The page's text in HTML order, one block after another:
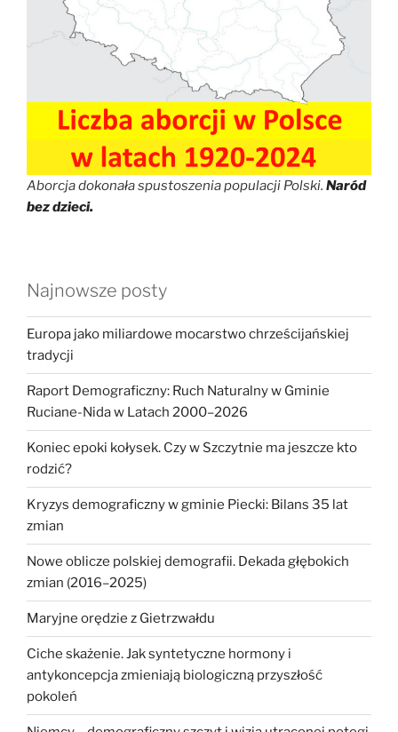
Aborcja dokonała spustoszenia populacji Polski. Naród
bez dzieci.
Najnowsze posty
Europa jako miliardowe mocarstwo chrześcijańskiej
tradycji
Raport Demograficzny: Ruch Naturalny w Gminie
Ruciane-Nida w Latach 2000–2026
Koniec epoki kołysek. Czy w Szczytnie ma jeszcze kto
rodzić?
Kryzys demograficzny w gminie Piecki: Bilans 35 lat
zmian
Nowe oblicze polskiej demografii. Dekada głębokich
zmian (2016–2025)
Maryjne orędzie z Gietrzwałdu
Ciche skażenie. Jak syntetyczne hormony i
antykoncepcja zmieniają biologiczną przyszłość
pokoleń